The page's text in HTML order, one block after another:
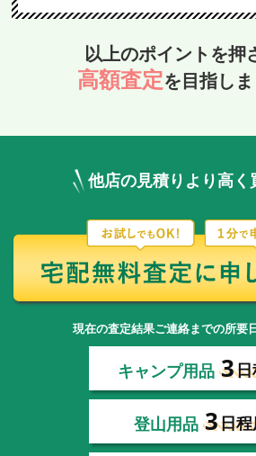
以上のポイントを押
高額査定を目指しま
他店の見積りより高く
現在の査定結果ご連絡までの所要
キャンプ用品 3
登山用品 3日